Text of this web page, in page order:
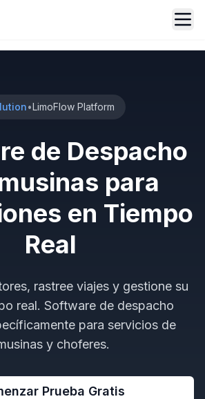
•LimoFlow Platform
de Despacho
para
en Tiempo
Real
rastree viajes y gestione su
real. Software de despacho
para servicios de
y choferes.
Prueba Gratis